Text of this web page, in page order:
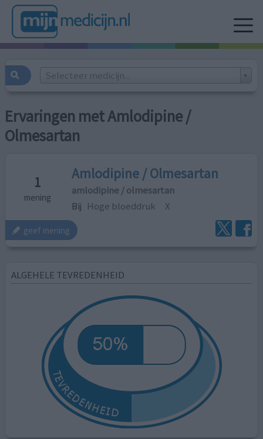
Selecteer medicijn...
Ervaringen met Amlodipine /
Olmesartan
1
mening
Amlodipine / Olmesartan
amlodipine / olmesartan
Bij Hoge bloeddruk X
geef mening
ALGEHELE TEVREDENHEID